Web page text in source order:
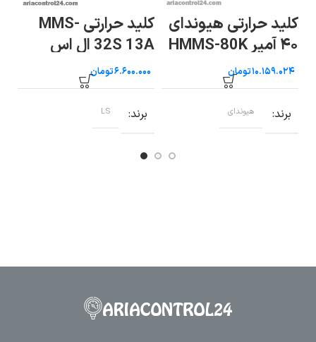
کلید حرارتی هیوندای
۴۰ آمپر HMMS-80K
تومان
برند هیوندای
کلید حرارتی MMS-
32S 13A ال اس
تومان
برند LS